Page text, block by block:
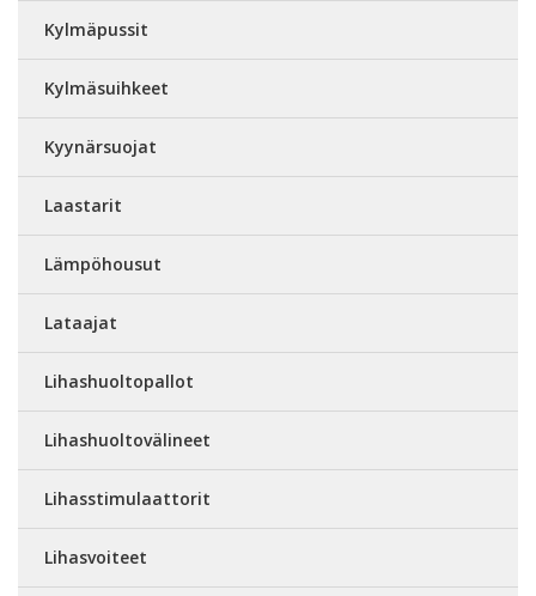
Kylmäpussit
Kylmäsuihkeet
Kyynärsuojat
Laastarit
Lämpöhousut
Lataajat
Lihashuoltopallot
Lihashuoltovälineet
Lihasstimulaattorit
Lihasvoiteet